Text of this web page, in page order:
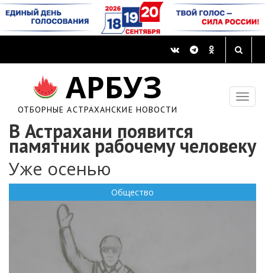
АРБУЗ
ОТБОРНЫЕ АСТРАХАНСКИЕ НОВОСТИ
В Астрахани появится
памятник рабочему человеку
Уже осенью
Общество